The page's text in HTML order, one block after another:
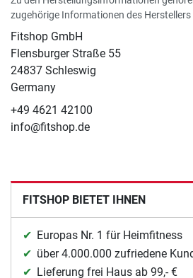
zugehörige Informationen des
Fitshop GmbH
Flensburger Straße 55
24837 Schleswig
Germany
+49 4621 42100
info@fitshop.de
FITSHOP BIETET IHNEN
Europas Nr. 1 für Heimfitness
über 4.000.000 zufriedene
Lieferung frei Haus ab 99,- €